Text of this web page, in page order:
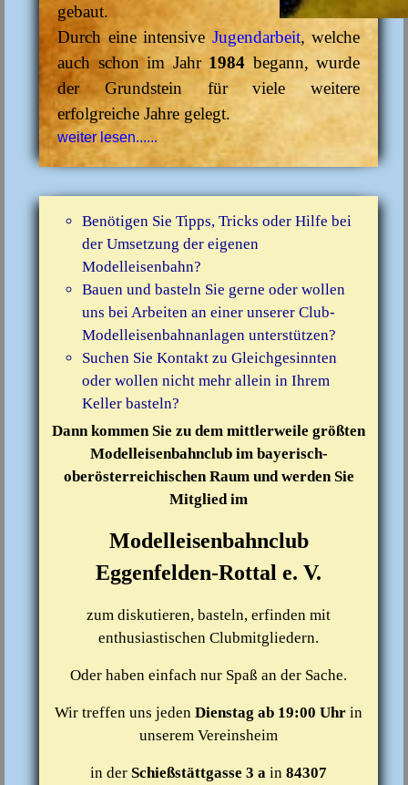
gebaut.
Durch eine intensive Jugendarbeit, welche
auch schon im Jahr 1984begann, wurde
der Grundstein für viele weitere
erfolgreiche Jahre gelegt.
weiter lesen......
Benötigen Sie Tipps, Tricks oder Hilfe bei
der Umsetzung der eigenen
Modelleisenbahn?
Bauen und basteln Sie gerne oder wollen
uns bei Arbeiten an einer unserer Club-
Modelleisenbahnanlagen unterstützen?
Suchen Sie Kontakt zu Gleichgesinnten
oder wollen nicht mehr allein in Ihrem
Keller basteln?
Dann kommen Sie zu dem mittlerweile größten
Modelleisenbahnclub im bayerisch-
oberösterreichischen Raum und werden Sie
Mitglied im
Modelleisenbahnclub
Eggenfelden-Rottal e. V.
zum diskutieren, basteln, erfinden mit
enthusiastischen Clubmitgliedern.
Oder haben einfach nur Spaß an der Sache.
Wir treffen uns jeden Dienstag ab 19:00 Uhr in
unserem Vereinsheim
in der Schießstättgasse 3 a in 84307